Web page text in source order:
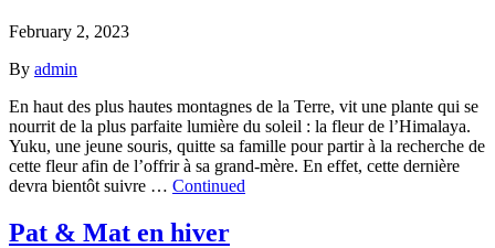
February 2, 2023
By admin
En haut des plus hautes montagnes de la Terre, vit une plante qui se
nourrit de la plus parfaite lumière du soleil : la fleur de l’Himalaya.
Yuku, une jeune souris, quitte sa famille pour partir à la recherche de
cette fleur afin de l’offrir à sa grand-mère. En effet, cette dernière
devra bientôt suivre … Continued
Pat & Mat en hiver